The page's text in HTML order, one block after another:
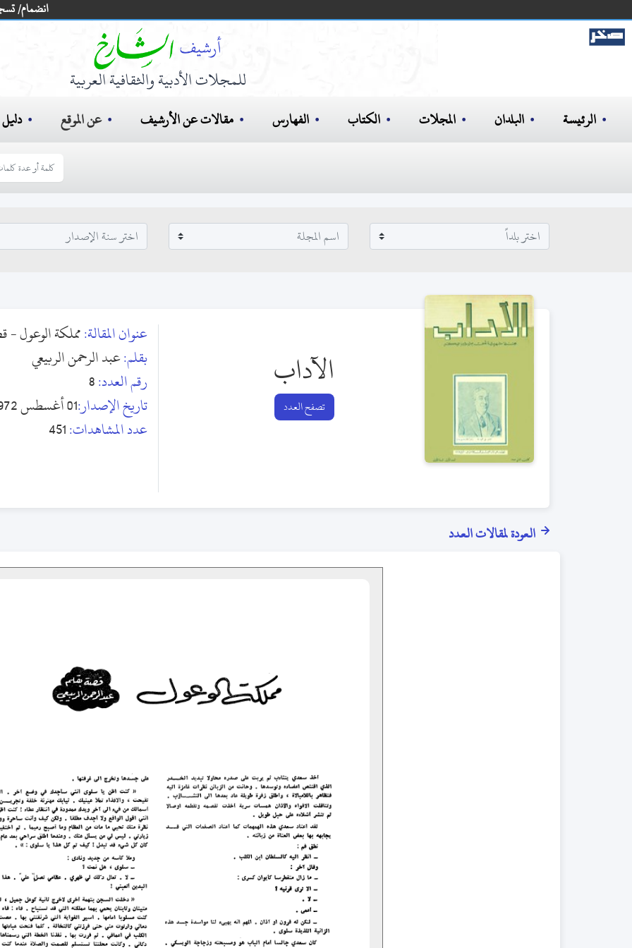
انضمام/
للمجلات الأدبية والثقافية العربية
الرئيسة البلدان المجلات الكتاب الفهارس مقالات عن الأرشيف عن الموقع دليل
الآداب
تصفح العدد
عنوان المقالة:مملكة الوعول -
بقلم:عبد الرحمن الربيعي
رقم العدد:8
تاريخ الإصدار:01 أغسطس 1972
عدد المشاهدات:451
العودة لمقالات العدد